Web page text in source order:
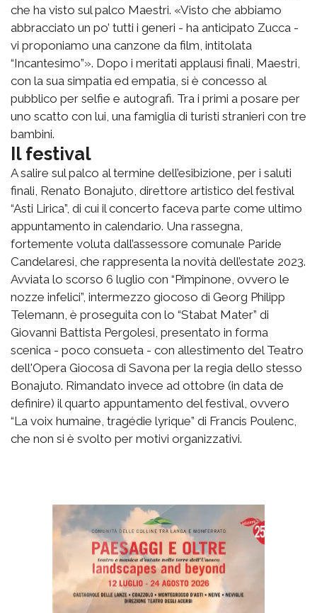
che ha visto sul palco Maestri. «Visto che abbiamo
abbracciato un po’ tutti i generi - ha anticipato Zucca -
vi proponiamo una canzone da film, intitolata
“Incantesimo”». Dopo i meritati applausi finali, Maestri,
con la sua simpatia ed empatia, si è concesso al
pubblico per selfie e autografi. Tra i primi a posare per
uno scatto con lui, una famiglia di turisti stranieri con tre
bambini.
Il festival
A salire sul palco al termine dell’esibizione, per i saluti
finali, Renato Bonajuto, direttore artistico del festival
“Asti Lirica”, di cui il concerto faceva parte come ultimo
appuntamento in calendario. Una rassegna,
fortemente voluta dall’assessore comunale Paride
Candelaresi, che rappresenta la novità dell’estate 2023.
Avviata lo scorso 6 luglio con “Pimpinone, ovvero le
nozze infelici”, intermezzo giocoso di Georg Philipp
Telemann, è proseguita con lo “Stabat Mater” di
Giovanni Battista Pergolesi, presentato in forma
scenica - poco consueta - con allestimento del Teatro
dell'Opera Giocosa di Savona per la regia dello stesso
Bonajuto. Rimandato invece ad ottobre (in data de
definire) il quarto appuntamento del festival, ovvero
“La voix humaine, tragédie lyrique” di Francis Poulenc,
che non si è svolto per motivi organizzativi.